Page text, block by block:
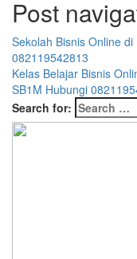
Post
Sekolah Bisnis Online
082119542813
Kelas Belajar Bisnis
SB1M Hubungi
Search for: